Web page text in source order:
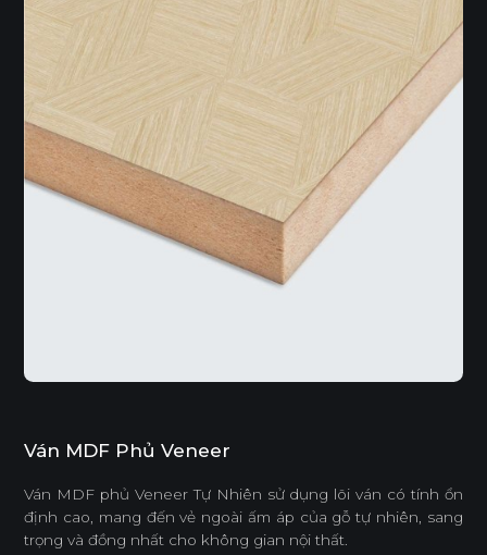
Ván MDF Phủ Veneer
Ván MDF phủ Veneer Tự Nhiên sử dụng lõi ván có tính ổn
định cao, mang đến vẻ ngoài ấm áp của gỗ tự nhiên, sang
trọng và đồng nhất cho không gian nội thất.